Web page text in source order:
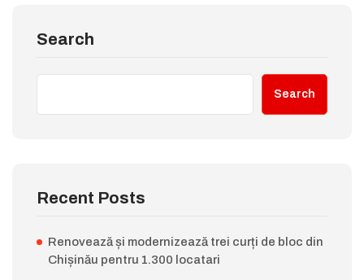
Search
Search
Recent Posts
Renovează și modernizează trei curți de bloc din
Chișinău pentru 1.300 locatari